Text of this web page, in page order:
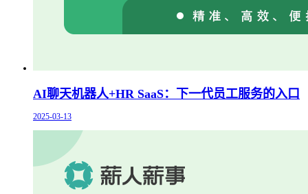
AI聊天机器人+HR SaaS：下一代员工服务的入口
2025-03-13